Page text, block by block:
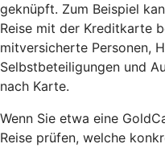
geknüpft. Zum Beispiel
Reise mit der Kreditkarte
mitversicherte Personen,
Selbstbeteiligungen und
nach Karte.
Wenn Sie etwa eine
Reise prüfen, welche